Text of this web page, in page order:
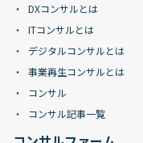
DXコンサルとは
ITコンサルとは
デジタルコンサルとは
事業再生コンサルとは
コンサル
コンサル記事一覧